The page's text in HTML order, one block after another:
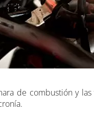
de combustión y